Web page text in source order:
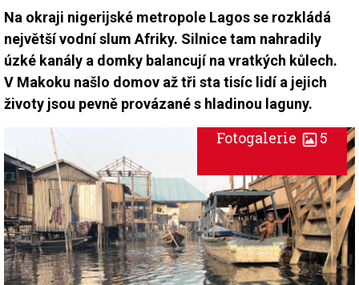
Na okraji nigerijské metropole Lagos se rozkládá
největší vodní slum Afriky. Silnice tam nahradily
úzké kanály a domky balancují na vratkých kůlech.
V Makoku našlo domov až tři sta tisíc lidí a jejich
životy jsou pevně provázané s hladinou laguny.
Fotogalerie 5